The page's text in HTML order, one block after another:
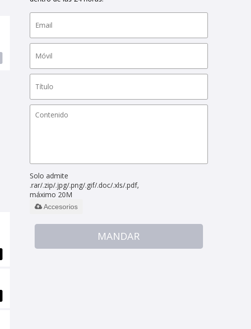
Solo admite
.rar/.zip/.jpg/.png/.gif/.doc/.xls/.pdf,
máximo 20M
Accesorios
MANDAR